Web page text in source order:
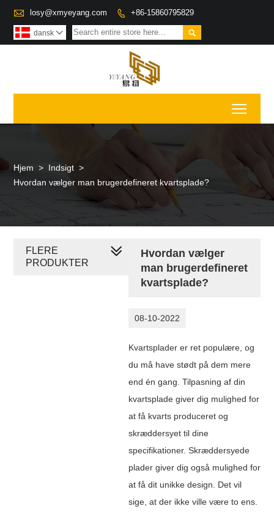
 losy@xmyeyang.com  +86-15860795829

dansk 
Hjem > Indsigt >
Hvordan vælger man brugerdefineret kvartsplade?
Hvordan vælger
man brugerdefineret
kvartsplade?
08-10-2022
Kvartsplader er ret populære, og
du må have stødt på dem mere
end én gang. Tilpasning af din
kvartsplade giver dig mulighed for
at få kvarts produceret og
skræddersyet til dine
specifikationer. Skræddersyede
plader giver dig også mulighed for
at få dit unikke design. Det vil
sige, at der ikke ville være to ens.
FLERE
PRODUKTER